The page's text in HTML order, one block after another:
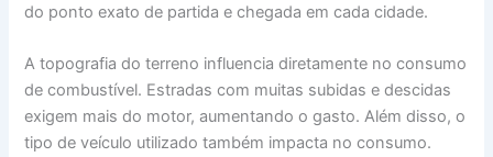
do ponto exato de partida e chegada em cada cidade.
A topografia do terreno influencia diretamente no consumo
de combustível. Estradas com muitas subidas e descidas
exigem mais do motor, aumentando o gasto. Além disso, o
tipo de veículo utilizado também impacta no consumo.